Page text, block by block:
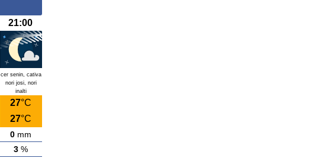
21:00
cer senin, cativa
nori josi, nori
inalti
27°C
27°C
0mm
3%